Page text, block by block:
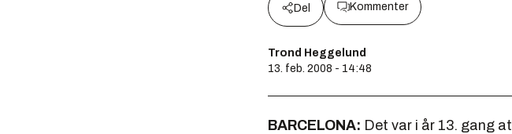
Del Kommenter
Trond Heggelund
13. feb. 2008 - 14:48
BARCELONA: Det var i år 13. gang